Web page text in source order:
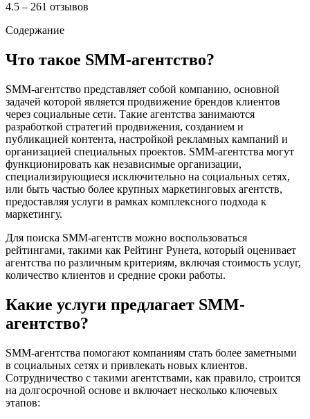
4.5 – 261 отзывов
Содержание
Что такое SMM-агентство?
SMM-агентство представляет собой компанию, основной
задачей которой является продвижение брендов клиентов
через социальные сети. Такие агентства занимаются
разработкой стратегий продвижения, созданием и
публикацией контента, настройкой рекламных кампаний и
организацией специальных проектов. SMM-агентства могут
функционировать как независимые организации,
специализирующиеся исключительно на социальных сетях,
или быть частью более крупных маркетинговых агентств,
предоставляя услуги в рамках комплексного подхода к
маркетингу.
Для поиска SMM-агентств можно воспользоваться
рейтингами, такими как Рейтинг Рунета, который оценивает
агентства по различным критериям, включая стоимость услуг,
количество клиентов и средние сроки работы.
Какие услуги предлагает SMM-
агентство?
SMM-агентства помогают компаниям стать более заметными
в социальных сетях и привлекать новых клиентов.
Сотрудничество с такими агентствами, как правило, строится
на долгосрочной основе и включает несколько ключевых
этапов: